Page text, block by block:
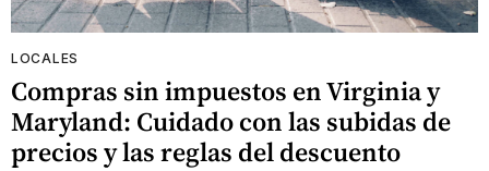
LOCALES
Compras sin impuestos en Virginia y
Maryland: Cuidado con las subidas de
precios y las reglas del descuento